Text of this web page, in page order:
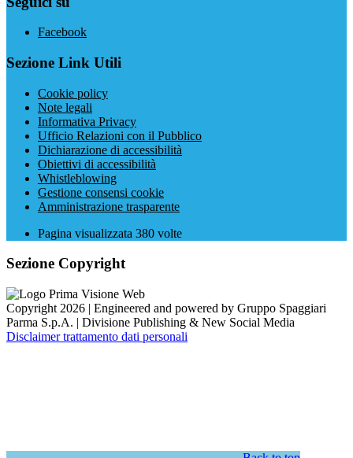
Facebook
Sezione Link Utili
Cookie policy
Note legali
Informativa Privacy
Ufficio Relazioni con il Pubblico
Dichiarazione di accessibilità
Obiettivi di accessibilità
Whistleblowing
Gestione consensi cookie
Amministrazione trasparente
Pagina visualizzata 380 volte
Sezione Copyright
Copyright 2026 | Engineered and powered by Gruppo Spaggiari
Parma S.p.A. | Divisione Publishing & New Social Media
Disclaimer trattamento dati personali